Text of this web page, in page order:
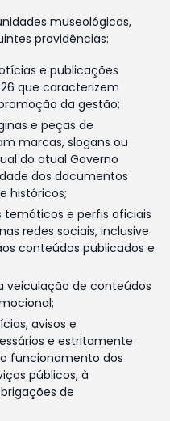
museológicas,
providências:
e publicações
que caracterizem
da gestão;
e peças de
marcas, slogans ou
do atual Governo
dos documentos
históricos;
temáticos e perfis oficiais
redes sociais, inclusive
conteúdos publicados e
veiculação de conteúdos
avisos e
e estritamente
funcionamento dos
públicos, à
de